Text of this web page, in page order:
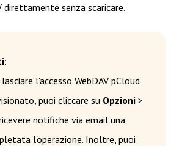
direttamente senza scaricare.
:
l'accesso WebDAV pCloud
puoi cliccare su Opzioni>
notifiche via email una
l'operazione. Inoltre, puoi